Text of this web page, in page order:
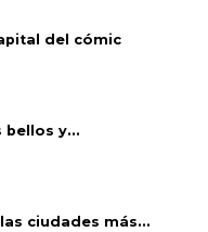
del cómic
bellos y...
ciudades más...